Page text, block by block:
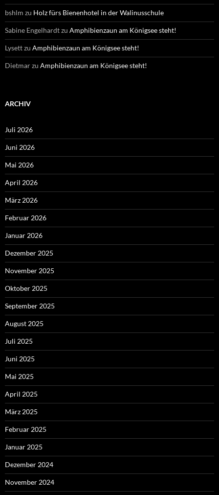
bshlm zu Holz fürs Bienenhotel in der Walinusschule
Sabine Engelhardtzu Amphibienzaun am Königsee steht!
Lysettzu Amphibienzaun am Königsee steht!
Dietmarzu Amphibienzaun am Königsee steht!
ARCHIV
Juli 2026
Juni 2026
Mai 2026
April 2026
März 2026
Februar 2026
Januar 2026
Dezember 2025
November 2025
Oktober 2025
September 2025
August 2025
Juli 2025
Juni 2025
Mai 2025
April 2025
März 2025
Februar 2025
Januar 2025
Dezember 2024
November 2024